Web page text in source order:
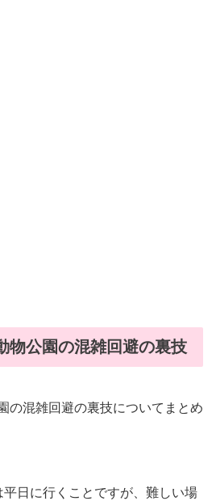
物公園の混雑回避の裏技
の混雑回避の裏技についてまとめ
日に行くことですが、難しい場